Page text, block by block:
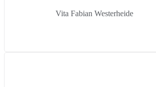
Vita Fabian Westerheide